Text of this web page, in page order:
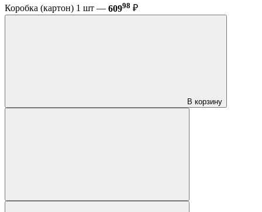
Коробка (картон) 1 шт — 60998 ₽
В корзину